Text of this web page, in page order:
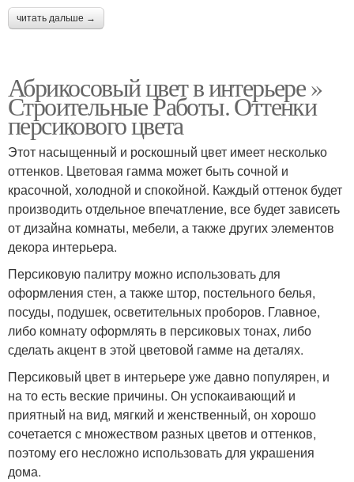
читать дальше →
Абрикосовый цвет в интерьере »
Строительные Работы. Оттенки
персикового цвета
Этот насыщенный и роскошный цвет имеет несколько
оттенков. Цветовая гамма может быть сочной и
красочной, холодной и спокойной. Каждый оттенок будет
производить отдельное впечатление, все будет зависеть
от дизайна комнаты, мебели, а также других элементов
декора интерьера.
Персиковую палитру можно использовать для
оформления стен, а также штор, постельного белья,
посуды, подушек, осветительных проборов. Главное,
либо комнату оформлять в персиковых тонах, либо
сделать акцент в этой цветовой гамме на деталях.
Персиковый цвет в интерьере уже давно популярен, и
на то есть веские причины. Он успокаивающий и
приятный на вид, мягкий и женственный, он хорошо
сочетается с множеством разных цветов и оттенков,
поэтому его несложно использовать для украшения
дома.